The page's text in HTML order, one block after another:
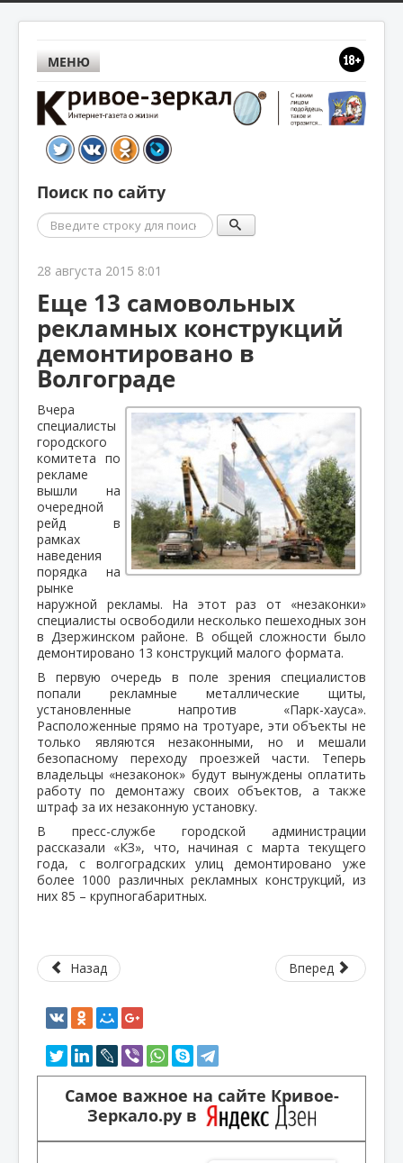
МЕНЮ
Поиск по сайту
Поиск
28 августа 2015 8:01
Еще 13 самовольных
рекламных конструкций
демонтировано в
Волгограде
Вчера
специалисты
городского
комитета по
рекламе
вышли на
очередной
рейд в
рамках
наведения
порядка на
рынке
наружной рекламы. На этот раз от «незаконки»
специалисты освободили несколько пешеходных зон
в Дзержинском районе. В общей сложности было
демонтировано 13 конструкций малого формата.
В первую очередь в поле зрения специалистов
попали рекламные металлические щиты,
установленные напротив «Парк-хауса».
Расположенные прямо на тротуаре, эти объекты не
только являются незаконными, но и мешали
безопасному переходу проезжей части. Теперь
владельцы «незаконок» будут вынуждены оплатить
работу по демонтажу своих объектов, а также
штраф за их незаконную установку.
В пресс-службе городской администрации
рассказали «КЗ», что, начиная с марта текущего
года, с волгоградских улиц демонтировано уже
более 1000 различных рекламных конструкций, из
них 85 – крупногабаритных.
Назад Вперед
Самое важное на сайте Кривое-
Зеркало.ру в